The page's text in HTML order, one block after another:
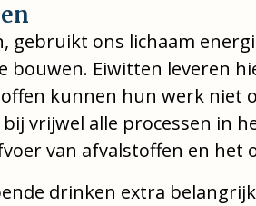
gebruikt ons lichaam
bouwen. Eiwitten leveren
kunnen hun werk niet
vrijwel alle processen in
van afvalstoffen en
drinken extra